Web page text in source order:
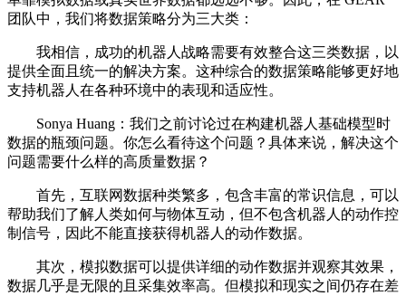
团队中，我们将数据策略分为三大类：
我相信，成功的机器人战略需要有效整合这三类数据，以
提供全面且统一的解决方案。这种综合的数据策略能够更好地
支持机器人在各种环境中的表现和适应性。
Sonya Huang：我们之前讨论过在构建机器人基础模型时
数据的瓶颈问题。你怎么看待这个问题？具体来说，解决这个
问题需要什么样的高质量数据？
首先，互联网数据种类繁多，包含丰富的常识信息，可以
帮助我们了解人类如何与物体互动，但不包含机器人的动作控
制信号，因此不能直接获得机器人的动作数据。
其次，模拟数据可以提供详细的动作数据并观察其效果，
数据几乎是无限的且采集效率高。但模拟和现实之间仍存在差